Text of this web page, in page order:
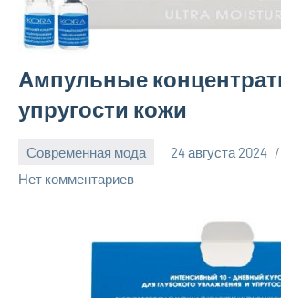
Ампульные
упругости кожи
Современная мода 24 августа 2024
Нет комментариев